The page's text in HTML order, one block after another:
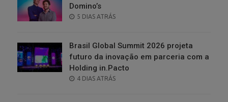
Domino’s
POSTED
5 DIAS ATRÁS
Brasil Global Summit 2026 projeta
futuro da inovação em parceria com a
Holding in.Pacto
POSTED
4 DIAS ATRÁS